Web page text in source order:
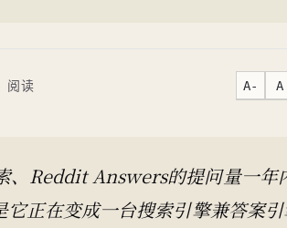
阅读 A- A
、Reddit Answers的提问量一年
正在变成一台搜索引擎兼答案